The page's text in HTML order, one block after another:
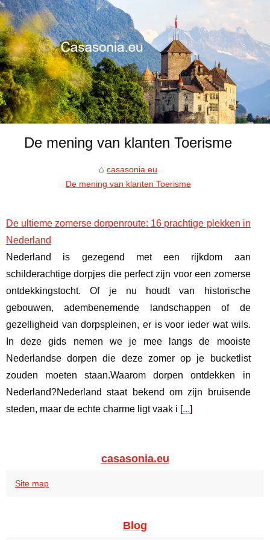
De mening van klanten Toerisme
casasonia.eu
De mening van klanten Toerisme
De ultieme zomerse dorpenroute: 16 prachtige plekken in
Nederland
Nederland is gezegend met een rijkdom aan
schilderachtige dorpjes die perfect zijn voor een zomerse
ontdekkingstocht. Of je nu houdt van historische
gebouwen, adembenemende landschappen of de
gezelligheid van dorpspleinen, er is voor ieder wat wils.
In deze gids nemen we je mee langs de mooiste
Nederlandse dorpen die deze zomer op je bucketlist
zouden moeten staan.Waarom dorpen ontdekken in
Nederland?Nederland staat bekend om zijn bruisende
steden, maar de echte charme ligt vaak i [...]
casasonia.eu
Site map
Blog